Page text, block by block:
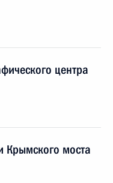
центра
Крымского моста